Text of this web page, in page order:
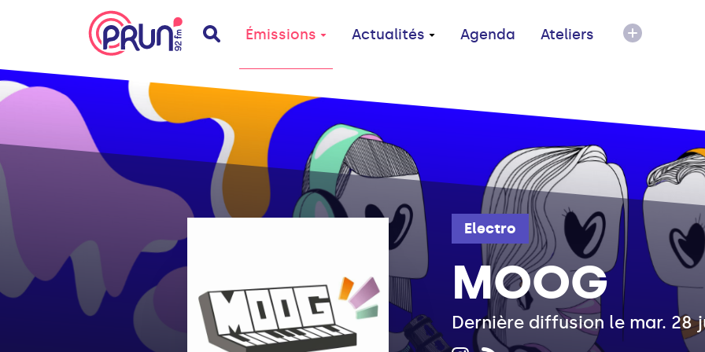
Émissions Actualités Agenda Ateliers
Electro
MOOG
Dernière diffusion le mar. 28